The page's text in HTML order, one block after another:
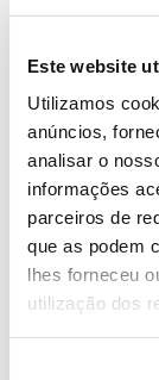
Este website
Utilizamos
anúncios,
analisar o
informações
parceiros de
que as podem
lhes forneceu
utilização dos
Ao final do
frequentar a
disponível
Saiba
13.07.2026
Genoma do